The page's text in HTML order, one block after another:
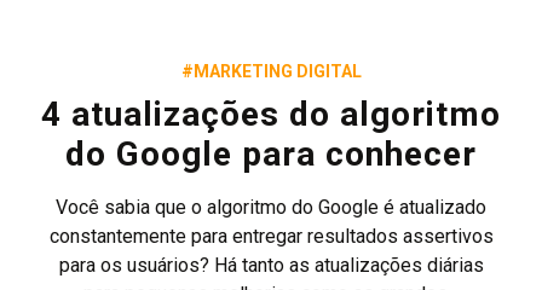
#MARKETING DIGITAL
4 atualizações do algoritmo
do Google para conhecer
Você sabia que o algoritmo do Google é atualizado
constantemente para entregar resultados assertivos
para os usuários? Há tanto as atualizações diárias